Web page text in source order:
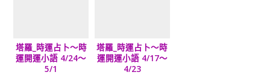
塔羅_時運占卜～時
運開運小語 4/24～
5/1
塔羅_時運占卜～時
運開運小語 4/17～
4/23